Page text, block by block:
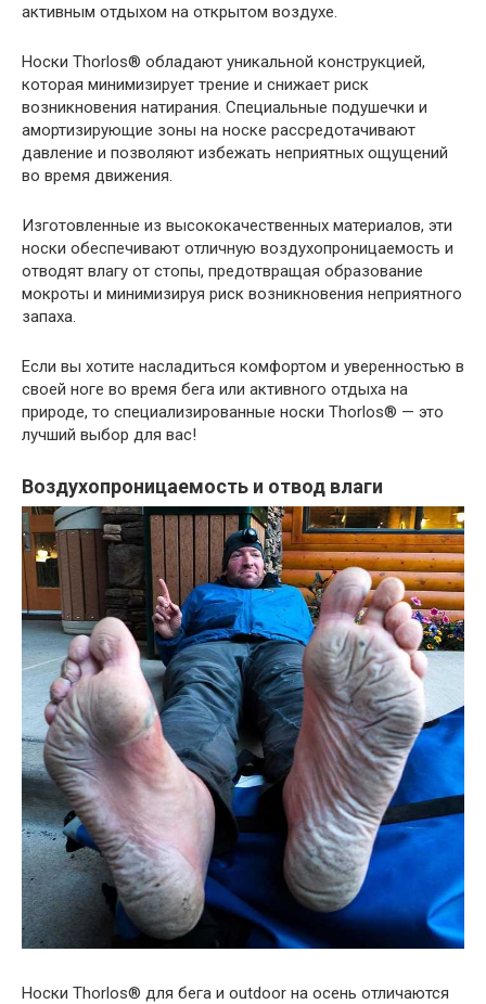
активным отдыхом на открытом воздухе.
Носки Thorlos® обладают уникальной конструкцией,
которая минимизирует трение и снижает риск
возникновения натирания. Специальные подушечки и
амортизирующие зоны на носке рассредотачивают
давление и позволяют избежать неприятных ощущений
во время движения.
Изготовленные из высококачественных материалов, эти
носки обеспечивают отличную воздухопроницаемость и
отводят влагу от стопы, предотвращая образование
мокроты и минимизируя риск возникновения неприятного
запаха.
Если вы хотите насладиться комфортом и уверенностью в
своей ноге во время бега или активного отдыха на
природе, то специализированные носки Thorlos® — это
лучший выбор для вас!
Воздухопроницаемость и отвод влаги
Носки Thorlos® для бега и outdoor на осень отличаются